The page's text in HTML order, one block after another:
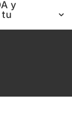
y
tu